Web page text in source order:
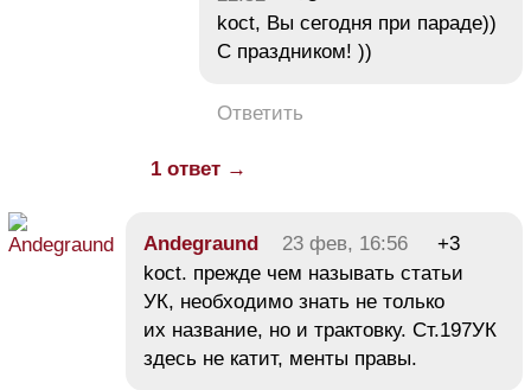
koct, Вы сегодня при параде))
С праздником! ))
Ответить
1 ответ →
Andegraund 23 фев, 16:56
+3
koсt. прежде чем называть статьи
УК, необходимо знать не только
их название, но и трактовку. Ст.197УК
здесь не катит, менты правы.